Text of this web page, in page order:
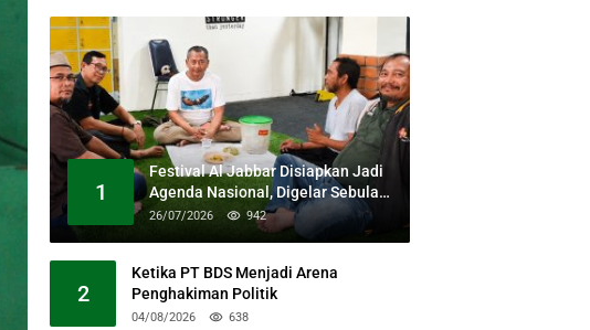
1
Festival Al Jabbar Disiapkan Jadi
Agenda Nasional, Digelar Sebulan
Penuh di Kawasan Masjid Raya Al
26/07/2026 942
2
Ketika PT BDS Menjadi Arena
Penghakiman Politik
04/08/2026 638